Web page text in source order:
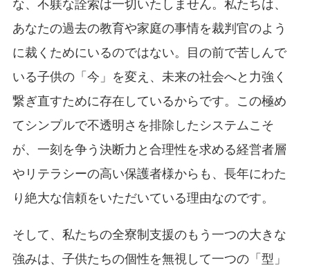
な、不躾な詮索は一切いたしません。私たちは、
あなたの過去の教育や家庭の事情を裁判官のよう
に裁くためにいるのではない。目の前で苦しんで
いる子供の「今」を変え、未来の社会へと力強く
繋ぎ直すために存在しているからです。この極め
てシンプルで不透明さを排除したシステムこそ
が、一刻を争う決断力と合理性を求める経営者層
やリテラシーの高い保護者様からも、長年にわた
り絶大な信頼をいただいている理由なのです。
そして、私たちの全寮制支援のもう一つの大きな
強みは、子供たちの個性を無視して一つの「型」